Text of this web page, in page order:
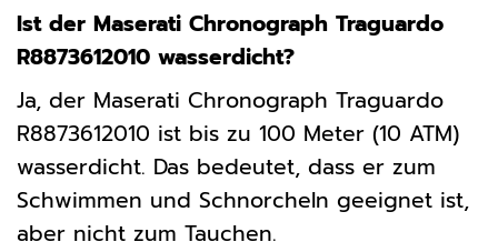
Ist der Maserati Chronograph Traguardo
R8873612010 wasserdicht?
Ja, der Maserati Chronograph Traguardo
R8873612010 ist bis zu 100 Meter (10 ATM)
wasserdicht. Das bedeutet, dass er zum
Schwimmen und Schnorcheln geeignet ist,
aber nicht zum Tauchen.